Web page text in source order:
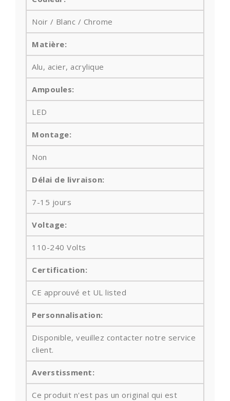
Noir / Blanc / Chrome
Matière:
Alu, acier, acrylique
Ampoules:
LED
Montage:
Non
Délai de livraison:
7-15 jours
Voltage:
110-240 Volts
Certification:
CE approuvé et UL listed
Personnalisation:
Disponible, veuillez contacter notre service
client.
Averstissment:
Ce produit n'est pas un original qui est